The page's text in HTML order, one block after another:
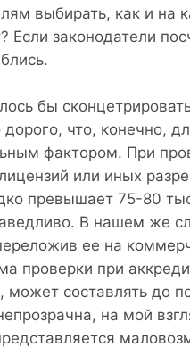
выбирать, как и на
Если законодатели
бы
дорого, что, конечно,
фактором. При
или иных
превышает 75-80
В нашем же
ее на
проверки при
может составлять до
на мой